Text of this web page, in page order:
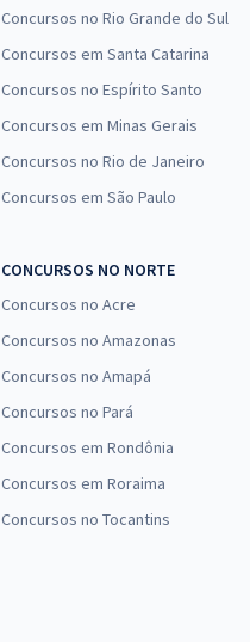
Concursos no Rio Grande do Sul
Concursos em Santa Catarina
Concursos no Espírito Santo
Concursos em Minas Gerais
Concursos no Rio de Janeiro
Concursos em São Paulo
CONCURSOS NO NORTE
Concursos no Acre
Concursos no Amazonas
Concursos no Amapá
Concursos no Pará
Concursos em Rondônia
Concursos em Roraima
Concursos no Tocantins